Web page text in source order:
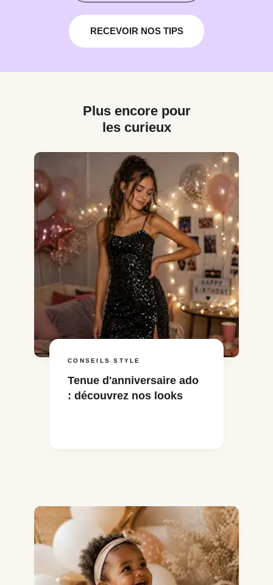
RECEVOIR NOS TIPS
Plus encore pour
les curieux
CONSEILS STYLE
Tenue d'anniversaire ado
: découvrez nos looks